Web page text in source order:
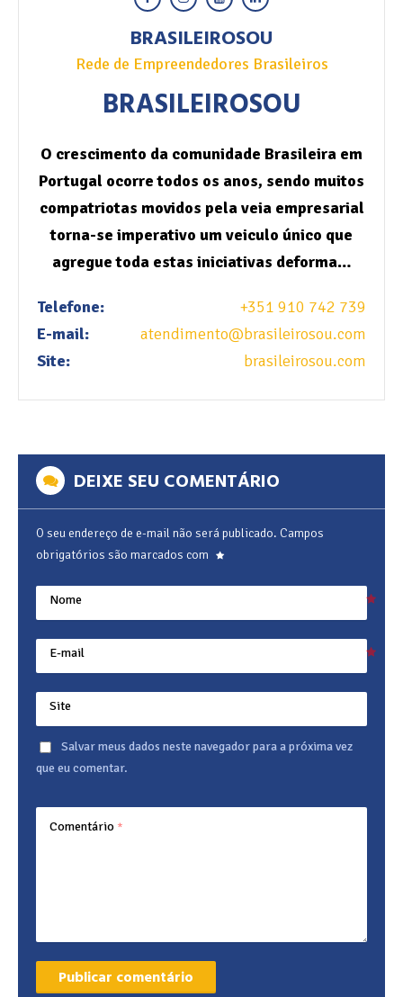
BRASILEIROSOU
Rede de Empreendedores Brasileiros
BRASILEIROSOU
O crescimento da comunidade Brasileira em
Portugal ocorre todos os anos, sendo muitos
compatriotas movidos pela veia empresarial
torna-se imperativo um veiculo único que
agregue toda estas iniciativas deforma…
Telefone:
+351 910 742 739
E-mail:
atendimento@brasileirosou.com
Site:
brasileirosou.com
DEIXE SEU COMENTÁRIO
O seu endereço de e-mail não será publicado. Campos
obrigatórios são marcados com
Nome
E-mail
Site
Salvar meus dados neste navegador para a próxima vez
que eu comentar.
Comentário *